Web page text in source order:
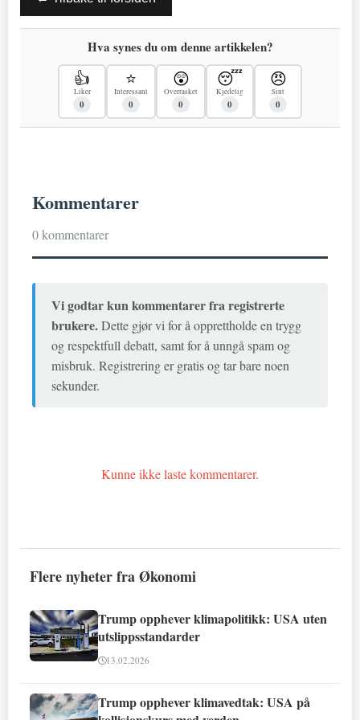
Hva synes du om denne artikkelen?
👍
Liker
0
⭐
Interessant
0
😲
Overrasket
0
😴
Kjedelig
0
😠
Sint
0
Kommentarer
0 kommentarer
Vi godtar kun kommentarer fra registrerte
brukere.Dette gjør vi for å opprettholde en trygg
og respektfull debatt, samt for å unngå spam og
misbruk. Registrering er gratis og tar bare noen
sekunder.
Kunne ikke laste kommentarer.
Flere nyheter fra Økonomi
Trump opphever klimapolitikk: USA uten
utslippsstandarder
13.02.2026
Trump opphever klimavedtak: USA på